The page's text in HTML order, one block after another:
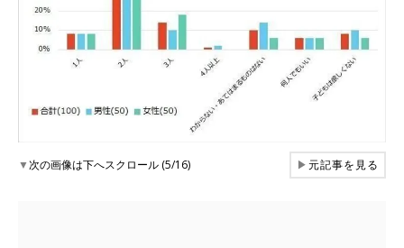
▼次の画像は下へスクロール (5/16) ▶元記事を見る